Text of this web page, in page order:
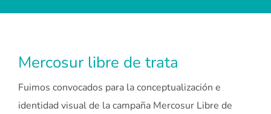
Mercosur libre de trata
Fuimos convocados para la conceptualización e
identidad visual de la campaña Mercosur Libre de